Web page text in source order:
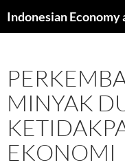
to
MINYAK
EKONOMI